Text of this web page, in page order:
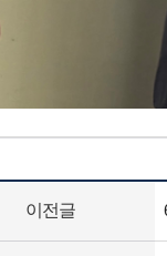
이전글